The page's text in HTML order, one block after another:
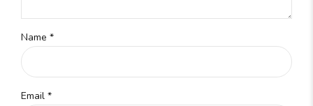
Name *
Email *